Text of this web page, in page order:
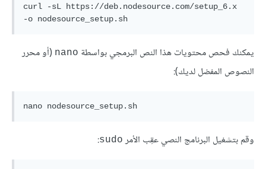
curl -sL https://deb.nodesource.com/setup_6.x
-o nodesource_setup.sh
يمكنك فحص محتويات هذا النص البرمجي بواسطة nano (أو محرر
النصوص المفضل لديك):
nano nodesource_setup.sh
وقم بتشغيل البرنامج النصي عقِب الأمر sudo
: